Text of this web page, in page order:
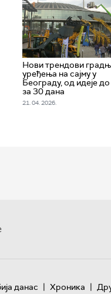
Нови трендови
уређења на сајму у
Београду, од идеје
за 30 дана
21. 04. 2026.
данас | Хроника |